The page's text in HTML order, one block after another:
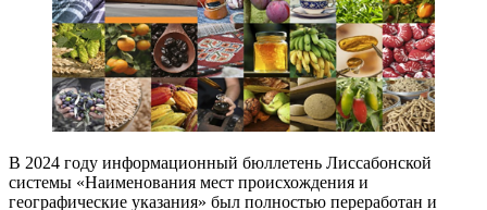
В 2024 году информационный бюллетень Лиссабонской
системы «Наименования мест происхождения и
географические указания» был полностью переработан и